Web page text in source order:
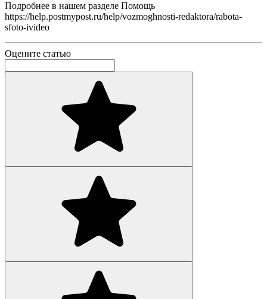
Подробнее в нашем разделе Помощь
https://help.postmypost.ru/help/vozmoghnosti-redaktora/rabota-
sfoto-ivideo
Оцените статью